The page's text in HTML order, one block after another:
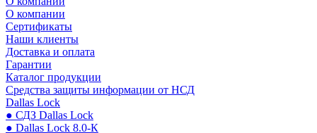
О компании
Сертификаты
Наши клиенты
Доставка и оплата
Гарантии
Каталог продукции
Средства защиты информации от НСД
Dallas Lock
● СДЗ Dallas Lock
● Dallas Lock 8.0-К